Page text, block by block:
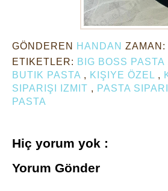
GÖNDEREN HANDAN ZAMAN:
ETIKETLER: BIG BOSS PASTA
BUTIK PASTA , KIŞIYE ÖZEL ,
SIPARIŞI IZMIT , PASTA
PASTA
Hiç yorum yok :
Yorum Gönder